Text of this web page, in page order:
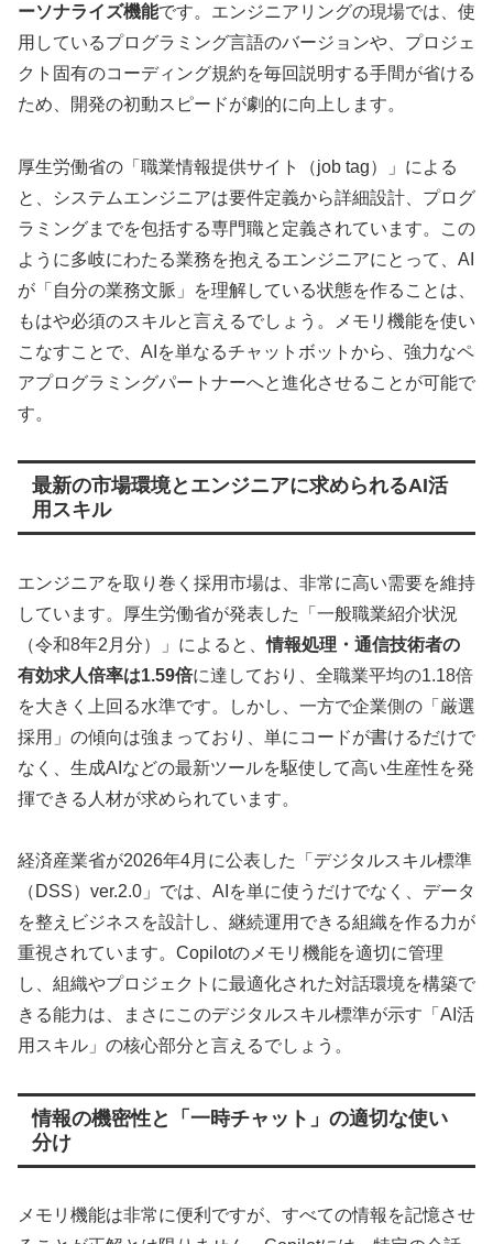
ーソナライズ機能です。エンジニアリングの現場では、使
用しているプログラミング言語のバージョンや、プロジェ
クト固有のコーディング規約を毎回説明する手間が省ける
ため、開発の初動スピードが劇的に向上します。
厚生労働省の「職業情報提供サイト（job tag）」による
と、システムエンジニアは要件定義から詳細設計、プログ
ラミングまでを包括する専門職と定義されています。この
ように多岐にわたる業務を抱えるエンジニアにとって、AI
が「自分の業務文脈」を理解している状態を作ることは、
もはや必須のスキルと言えるでしょう。メモリ機能を使い
こなすことで、AIを単なるチャットボットから、強力なペ
アプログラミングパートナーへと進化させることが可能で
す。
最新の市場環境とエンジニアに求められるAI活
用スキル
エンジニアを取り巻く採用市場は、非常に高い需要を維持
しています。厚生労働省が発表した「一般職業紹介状況
（令和8年2月分）」によると、情報処理・通信技術者の
有効求人倍率は1.59倍に達しており、全職業平均の1.18倍
を大きく上回る水準です。しかし、一方で企業側の「厳選
採用」の傾向は強まっており、単にコードが書けるだけで
なく、生成AIなどの最新ツールを駆使して高い生産性を発
揮できる人材が求められています。
経済産業省が2026年4月に公表した「デジタルスキル標準
（DSS）ver.2.0」では、AIを単に使うだけでなく、データ
を整えビジネスを設計し、継続運用できる組織を作る力が
重視されています。Copilotのメモリ機能を適切に管理
し、組織やプロジェクトに最適化された対話環境を構築で
きる能力は、まさにこのデジタルスキル標準が示す「AI活
用スキル」の核心部分と言えるでしょう。
情報の機密性と「一時チャット」の適切な使い
分け
メモリ機能は非常に便利ですが、すべての情報を記憶させ